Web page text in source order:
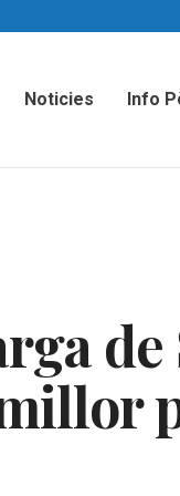
Noticies Info
de